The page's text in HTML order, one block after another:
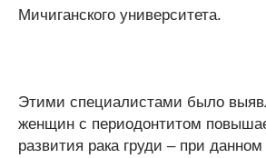
Мичиганского университета.
Этими специалистами было
женщин с периодонтитом
развития рака груди – при